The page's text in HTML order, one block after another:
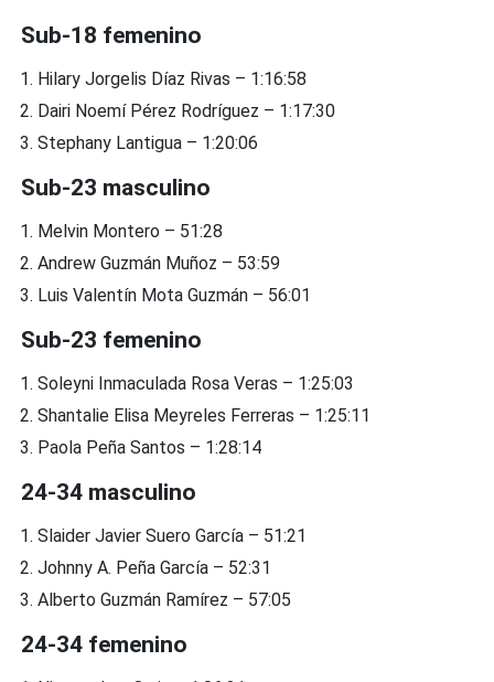
Sub-18 femenino
Hilary Jorgelis Díaz Rivas – 1:16:58
Dairi Noemí Pérez Rodríguez – 1:17:30
Stephany Lantigua – 1:20:06
Sub-23 masculino
Melvin Montero – 51:28
Andrew Guzmán Muñoz – 53:59
Luis Valentín Mota Guzmán – 56:01
Sub-23 femenino
Soleyni Inmaculada Rosa Veras – 1:25:03
Shantalie Elisa Meyreles Ferreras – 1:25:11
Paola Peña Santos – 1:28:14
24-34 masculino
Slaider Javier Suero García – 51:21
Johnny A. Peña García – 52:31
Alberto Guzmán Ramírez – 57:05
24-34 femenino